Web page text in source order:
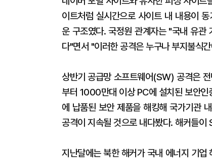
이트처럼 실시간으로 사이트 내 내용이
운 구조였다. 국정원 관계자는 "국내 유관
다"면서 "이러한 공격은 누구나 부지불식
상반기 공급망 소프트웨어(SW) 공격은
부터 1000만대 이상 PC에 설치된 보안
에 납품된 보안 제품을 해킹해 국가기관
공격이 지속될 것으로 내다봤다. 해커들
지난달에는 북한 해커가 국내 에너지 기